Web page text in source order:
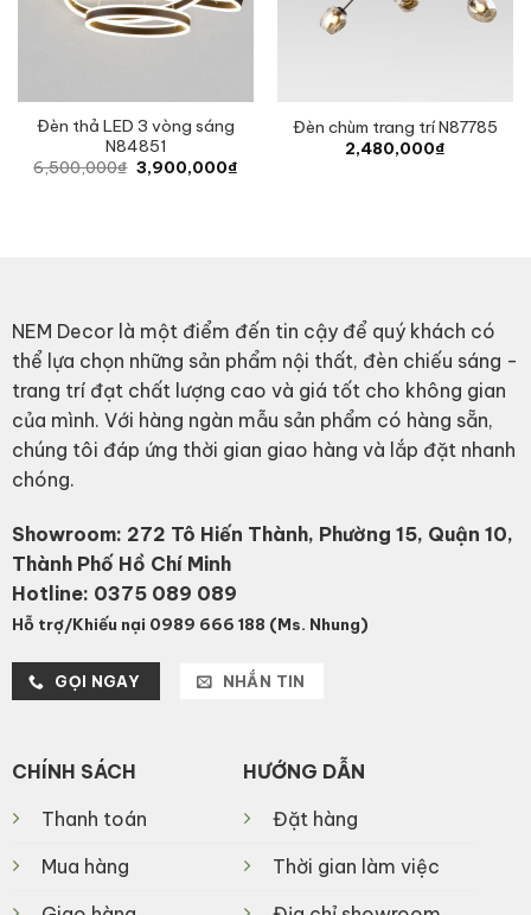
Đèn thả LED 3 vòng sáng
N84851
6,500,000₫ Original
price
3,900,000₫Current
Đèn chùm trang trí N87785
2,480,000₫
NEM Decor là một điểm đến tin cậy để quý khách có
thể lựa chọn những sản phẩm nội thất, đèn chiếu sáng -
trang trí đạt chất lượng cao và giá tốt cho không gian
của mình. Với hàng ngàn mẫu sản phẩm có hàng sẵn,
chúng tôi đáp ứng thời gian giao hàng và lắp đặt nhanh
chóng.
Showroom: 272 Tô Hiến Thành, Phường 15, Quận 10,
Thành Phố Hồ Chí Minh
Hotline: 0375 089 089
Hỗ trợ/Khiếu nại 0989 666 188 (Ms. Nhung)
GỌI NGAY NHẮN TIN
CHÍNH SÁCH
Thanh toán
Mua hàng
HƯỚNG DẪN
Đặt hàng
Thời gian làm việc